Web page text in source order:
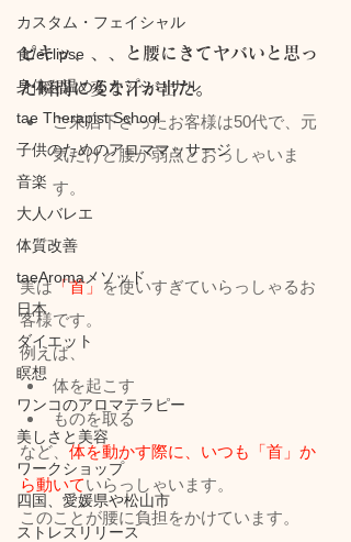
カスタム・フェイシャル
食/eclipse
身体を温めるオプショナル
tae Therapist School
子供のためのアロママッサージ
音楽
大人バレエ
体質改善
taeAromaメソッド
日本
ダイエット
瞑想
ワンコのアロマテラピー
美しさと美容
ワークショップ
四国、愛媛県や松山市
ストレスリリース
ピキッ、、、と腰にきてヤバいと思っ
た瞬間に変な汗が出た。
ご来店下さったお客様は50代で、元
気だけど腰が弱点とおっしゃいま
す。
実は「首」 を使いすぎていらっしゃるお
客様です。
例えば、
体を起こす
ものを取る
など、 体を動かす際に、いつも「首」か
ら動いていらっしゃいます。
このことが腰に負担をかけています。